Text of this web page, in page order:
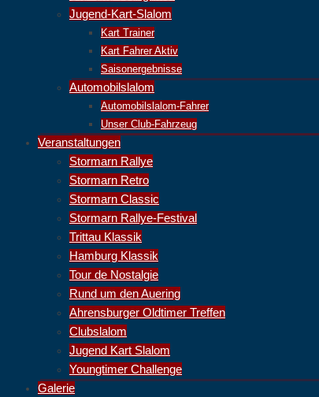
Jugend-Kart-Slalom
Kart Trainer
Kart Fahrer Aktiv
Saisonergebnisse
Automobilslalom
Automobilslalom-Fahrer
Unser Club-Fahrzeug
Veranstaltungen
Stormarn Rallye
Stormarn Retro
Stormarn Classic
Stormarn Rallye-Festival
Trittau Klassik
Hamburg Klassik
Tour de Nostalgie
Rund um den Auering
Ahrensburger Oldtimer Treffen
Clubslalom
Jugend Kart Slalom
Youngtimer Challenge
Galerie